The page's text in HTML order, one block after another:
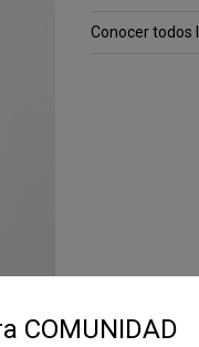
Conocer todos
COMUNIDAD